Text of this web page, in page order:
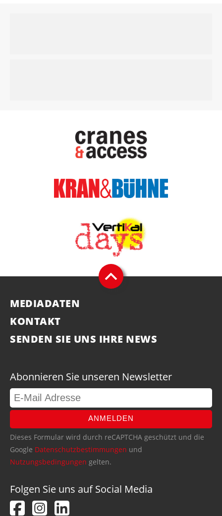
MEDIADATEN
KONTAKT
SENDEN SIE UNS IHRE NEWS
Abonnieren Sie unseren Newsletter
ANMELDEN
Dieses Formular wird durch reCAPTCHA geschützt und die
Google Datenschutzbestimmungen und
Nutzungsbedingungen gelten.
Folgen Sie uns auf Social Media